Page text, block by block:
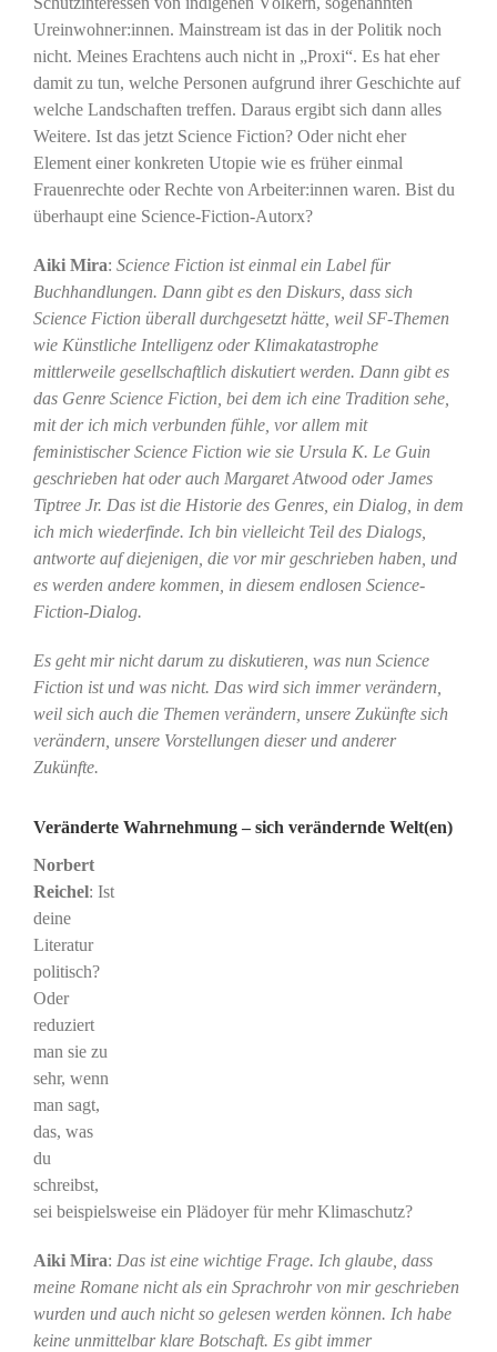
Ureinwohner:innen. Mainstream ist das in der Politik noch
nicht. Meines Erachtens auch nicht in „Proxi“. Es hat eher
damit zu tun, welche Personen aufgrund ihrer Geschichte auf
welche Landschaften treffen. Daraus ergibt sich dann alles
Weitere. Ist das jetzt Science Fiction? Oder nicht eher
Element einer konkreten Utopie wie es früher einmal
Frauenrechte oder Rechte von Arbeiter:innen waren. Bist du
überhaupt eine Science-Fiction-Autorx?
Aiki Mira: Science Fiction ist einmal ein Label für
Buchhandlungen. Dann gibt es den Diskurs, dass sich
Science Fiction überall durchgesetzt hätte, weil SF-Themen
wie Künstliche Intelligenz oder Klimakatastrophe
mittlerweile gesellschaftlich diskutiert werden. Dann gibt es
das Genre Science Fiction, bei dem ich eine Tradition sehe,
mit der ich mich verbunden fühle, vor allem mit
feministischer Science Fiction wie sie Ursula K. Le Guin
geschrieben hat oder auch Margaret Atwood oder James
Tiptree Jr. Das ist die Historie des Genres, ein Dialog, in dem
ich mich wiederfinde. Ich bin vielleicht Teil des Dialogs,
antworte auf diejenigen, die vor mir geschrieben haben, und
es werden andere kommen, in diesem endlosen Science-
Fiction-Dialog.
Es geht mir nicht darum zu diskutieren, was nun Science
Fiction ist und was nicht. Das wird sich immer verändern,
weil sich auch die Themen verändern, unsere Zukünfte sich
verändern, unsere Vorstellungen dieser und anderer
Zukünfte.
Veränderte Wahrnehmung – sich verändernde Welt(en)
Norbert
Reichel: Ist
deine
Literatur
politisch?
Oder
reduziert
man sie zu
sehr, wenn
man sagt,
das, was
du
schreibst,
sei beispielsweise ein Plädoyer für mehr Klimaschutz?
Aiki Mira: Das ist eine wichtige Frage. Ich glaube, dass
meine Romane nicht als ein Sprachrohr von mir geschrieben
wurden und auch nicht so gelesen werden können. Ich habe
keine unmittelbar klare Botschaft. Es gibt immer